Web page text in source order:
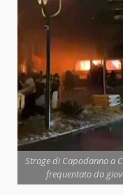
Strage di Capodanno a
frequentato da